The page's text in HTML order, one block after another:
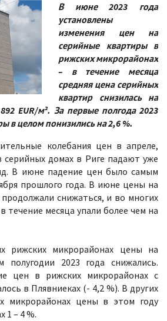
В июне 2023 года
установлены
изменения цен на
серийные квартиры в
рижских микрорайонах
– в течение месяца
средняя цена серийных
квартир снизилась на
EUR/м². За первые полгода 2023
в целом понизились на 2,6 %.
колебания цен в апреле,
домах в Риге падают уже
В июне падение цен было самым
прошлого года. В июне цены на
снижаться, и во многих
течение месяца упали более чем на
рижских микрорайонах цены на
2023 года снижались.
цен в рижских микрорайонах с
в Плявниеках (- 4,2 %). В других
микрорайонах цены в этом году
1 – 4 %.